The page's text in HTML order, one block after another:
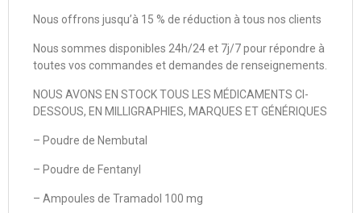
Nous offrons jusqu’à 15 % de réduction à tous nos clients
Nous sommes disponibles 24h/24 et 7j/7 pour répondre à
toutes vos commandes et demandes de renseignements.
NOUS AVONS EN STOCK TOUS LES MÉDICAMENTS CI-
DESSOUS, EN MILLIGRAPHIES, MARQUES ET GÉNÉRIQUES
– Poudre de Nembutal
– Poudre de Fentanyl
– Ampoules de Tramadol 100 mg